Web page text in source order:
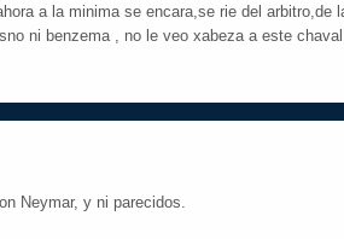
a la minima se encara,se rie del arbitro,de
ni benzema , no le veo xabeza a este
Neymar, y ni parecidos.